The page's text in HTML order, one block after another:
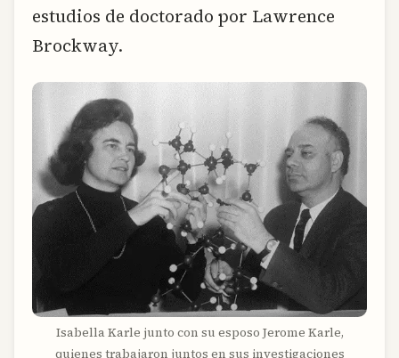
estudios de doctorado por Lawrence
Brockway.
Isabella Karle junto con su esposo Jerome Karle,
quienes trabajaron juntos en sus investigaciones